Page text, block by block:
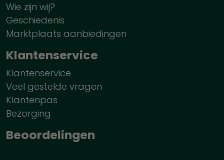
Wie zijn wij?
Geschiedenis
Marktplaats aanbiedingen
Klantenservice
Klantenservice
Veel gestelde vragen
Klantenpas
Bezorging
Beoordelingen